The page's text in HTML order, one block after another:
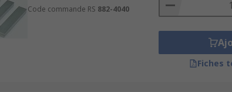
Code commande RS 882-4040
Fiches